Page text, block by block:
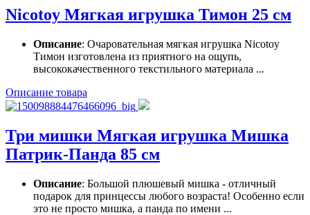
Nicotoy Мягкая игрушка Тимон 25 см
Описание: Очаровательная мягкая игрушка Nicotoy
Тимон изготовлена из приятного на ощупь,
высококачественного текстильного материала ...
Описание товара
Три мишки Мягкая игрушка Мишка
Патрик-Панда 85 см
Описание: Большой плюшевый мишка - отличный
подарок для принцессы любого возраста! Особенно если
это не просто мишка, а панда по имени ...